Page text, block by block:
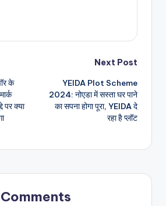
के
पर क्या
Next Post
YEIDA Plot Scheme
2024: नोएडा में सस्ता घर पाने
का सपना होगा पूरा, YEIDA दे
रहा है प्लॉट
Comments